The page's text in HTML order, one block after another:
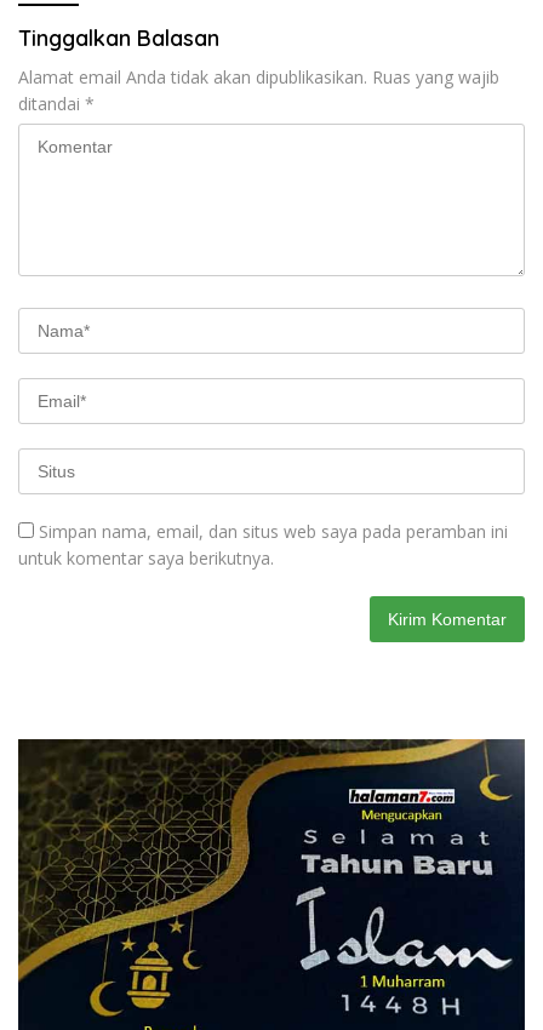
Tinggalkan Balasan
Alamat email Anda tidak akan dipublikasikan. Ruas yang wajib
ditandai *
Simpan nama, email, dan situs web saya pada peramban ini
untuk komentar saya berikutnya.